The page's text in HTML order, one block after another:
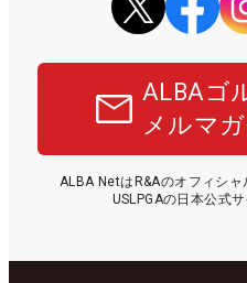
ALBAゴ
メルマ
ALBA NetはR&Aのオフィシ
USLPGAの日本公式